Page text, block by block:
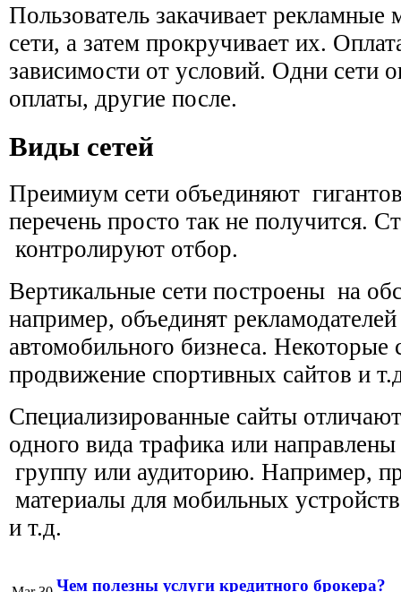
Пользователь закачивает рекламные
сети, а затем прокручивает их.
зависимости от условий. Одни сети
оплаты, другие после.
Виды сетей
Преимиум сети объединяют
перечень просто так не получится.
контролируют отбор.
Вертикальные сети построены на
например, объединят
автомобильного бизнеса. Некоторые
продвижение спортивных сайтов и
Специализированные сайты
одного вида трафика или
группу или аудиторию. Например,
материалы для мобильных
и т.д.
Чем полезны услуги кредитного брокера?